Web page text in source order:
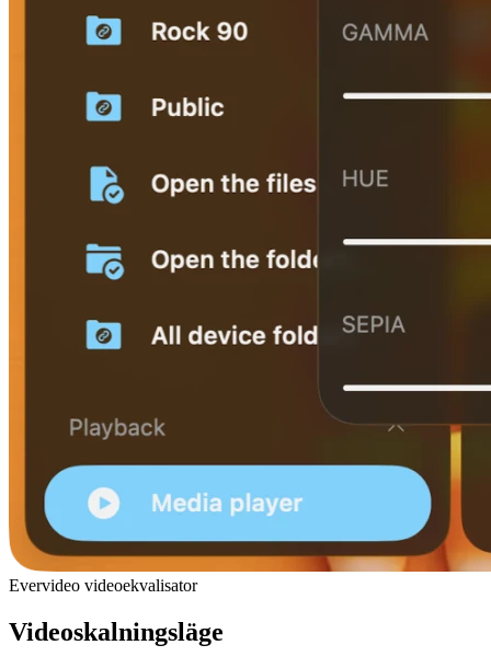
Evervideo videoekvalisator
Videoskalningsläge